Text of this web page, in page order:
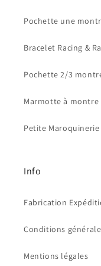
Pochette une
Bracelet Racing &
Pochette 2/3
Marmotte à montre
Petite Maroquinerie
Info
Fabrication
Conditions
Mentions légales